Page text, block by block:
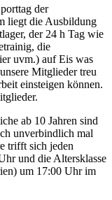
der
liegt die Ausbildung
der 24 h Tag wie
die
uvm.) auf Eis was
Mitglieder treu
einsteigen können.
ab 10 Jahren sind
unverbindlich mal
trifft sich jeden
und die Altersklasse
um 17:00 Uhr im